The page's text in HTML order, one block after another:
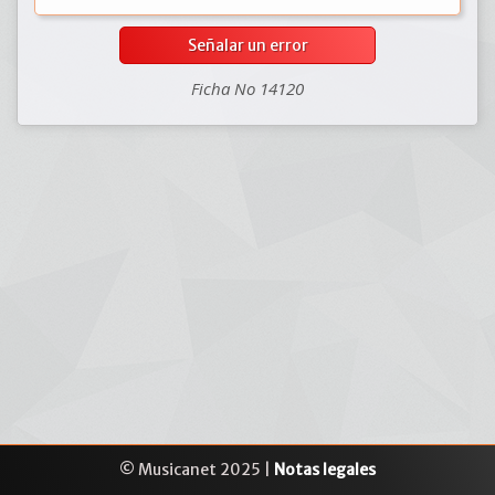
Señalar un error
Ficha No 14120
© Musicanet 2025 | Notas legales